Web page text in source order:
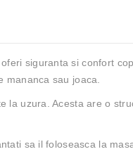
siguranta si confort
sau joaca.
uzura. Acesta are o
sa il foloseasca la